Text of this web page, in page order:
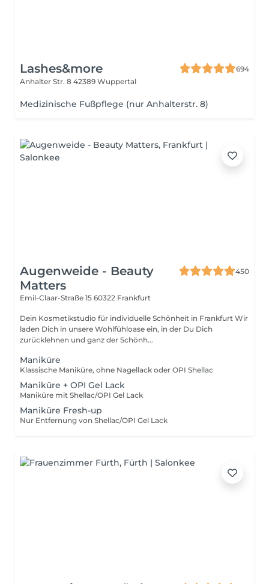
Lashes&more
694
Anhalter Str. 8 42389 Wuppertal
Medizinische Fußpflege (nur Anhalterstr. 8)
Augenweide - Beauty
Matters
450
Emil-Claar-Straße 15 60322 Frankfurt
Dein Kosmetikstudio für individuelle Schönheit in Frankfurt Wir
laden Dich in unsere Wohlfühloase ein, in der Du Dich
zurücklehnen und ganz der Schönh...
Maniküre
Klassische Maniküre, ohne Nagellack oder OPI Shellac
Maniküre + OPI Gel Lack
Maniküre mit Shellac/OPI Gel Lack
Maniküre Fresh-up
Nur Entfernung von Shellac/OPI Gel Lack